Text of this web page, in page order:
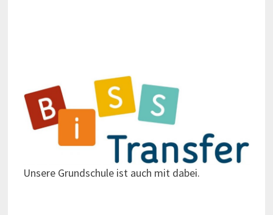
Unsere Grundschule ist auch mit dabei.